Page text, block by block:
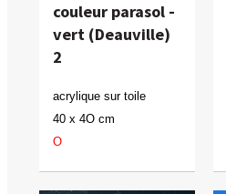
couleur parasol -
vert (Deauville)
2
acrylique sur toile
40 x 4O cm
O